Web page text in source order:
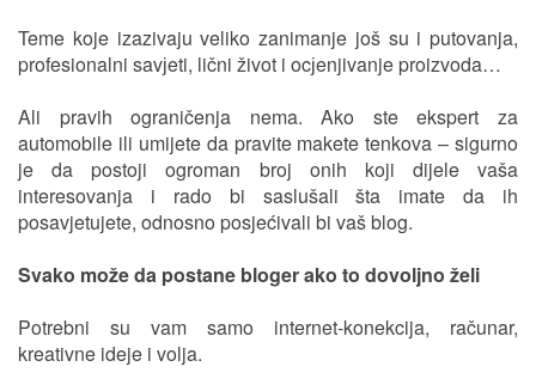
Teme koje izazivaju veliko zanimanje još su i putovanja,
profesionalni savјeti, lični život i ocјenjivanje proizvoda…
Ali pravih ograničenja nema. Ako ste ekspert za
automobile ili umijete da pravite makete tenkova – sigurno
je da postoji ogroman broj onih koji dijele vaša
interesovanja i rado bi saslušali šta imate da ih
posavjetujete, odnosno posjećivali bi vaš blog.
Svako može da postane bloger ako to dovoljno želi
Potrebni su vam samo internet-konekcija, računar,
kreativne ideje i volja.